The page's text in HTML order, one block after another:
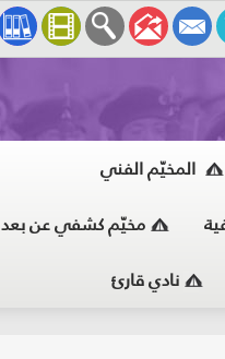
المخيّم الفني
مخيّم كشفي عن بعد
نادي قارئ